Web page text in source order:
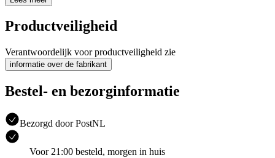
Productveiligheid
Verantwoordelijk voor productveiligheid zie
informatie over de fabrikant
Bestel- en bezorginformatie
Bezorgd door PostNL
Voor 21:00 besteld, morgen in huis